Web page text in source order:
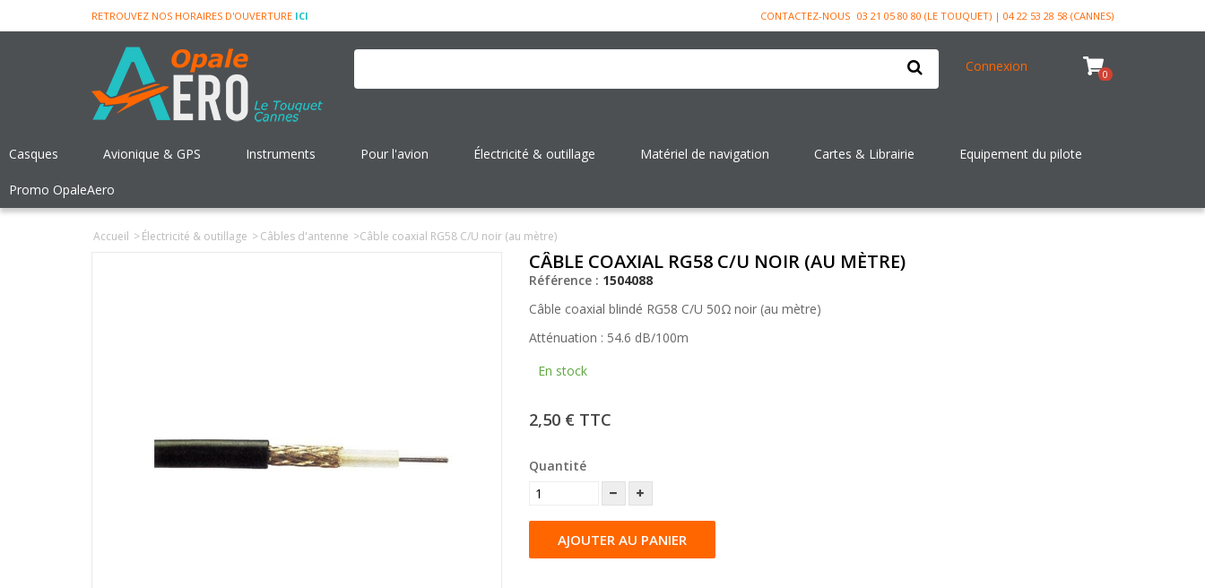
CONTACTEZ-NOUS 03 21 05 80 80 (LE TOUQUET) | 04 22 53 28 58 (CANNES)
RETROUVEZ NOS HORAIRES D'OUVERTURE ICI
Connexion 0
Casques Avionique & GPS Instruments Pour l'avion Électricité & outillage Matériel de navigation Cartes & Librairie Equipement du pilote
Promo OpaleAero
Accueil >Électricité & outillage >Câbles d'antenne >Câble coaxial RG58 C/U noir (au mètre)
CÂBLE COAXIAL RG58 C/U NOIR (AU MÈTRE)
Référence : 1504088
Câble coaxial blindé RG58 C/U 50Ω noir (au mètre)
Atténuation : 54.6 dB/100m
En stock
2,50 € TTC
Quantité
AJOUTER AU PANIER